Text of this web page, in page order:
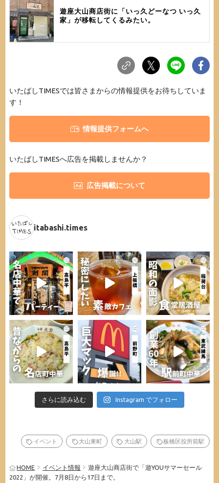
遊座大山商店街に「いっ久どーなつ いっ久
家」が移転してくるみたい。
いたばしTIMESでは皆さまからの情報提供をお待ちしていま
す！
情報提供フォームへ
いたばしTIMESへ広告を掲載しませんか？
広告掲載について
itabashi.times
さらに読み込む Instagram でフォロー
イベント 大山東町 大山駅 板橋区役所前駅
HOME イベント情報
遊座大山商店街で「遊YOUサマーセール
2022」が開催。7月8日から17日まで。